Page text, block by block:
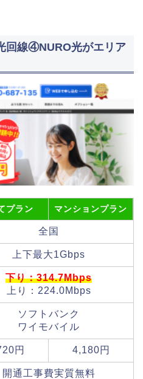
回線④NURO光がエリア
プラン マンションプラン
全国
上下最大1Gbps
下り：314.7Mbps
上り：224.0Mbps
ソフトバンク
ワイモバイル
円 4,180円
開通工事費実質無料